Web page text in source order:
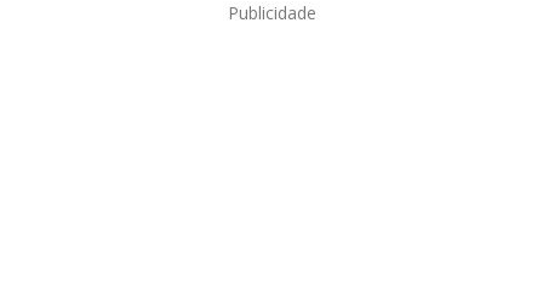
Publicidade